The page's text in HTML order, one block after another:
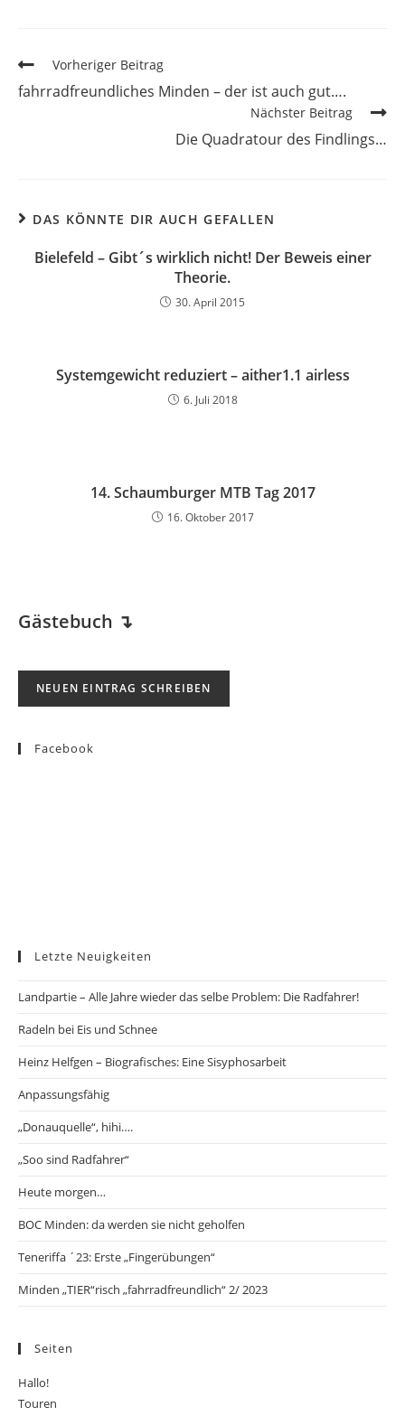
Vorheriger Beitrag
fahrradfreundliches Minden – der ist auch gut….
Nächster Beitrag
Die Quadratour des Findlings…
DAS KÖNNTE DIR AUCH GEFALLEN
Bielefeld – Gibt´s wirklich nicht! Der Beweis einer
Theorie.
30. April 2015
Systemgewicht reduziert – aither1.1 airless
6. Juli 2018
14. Schaumburger MTB Tag 2017
16. Oktober 2017
Gästebuch ↴
Facebook
Letzte Neuigkeiten
Landpartie – Alle Jahre wieder das selbe Problem: Die Radfahrer!
Radeln bei Eis und Schnee
Heinz Helfgen – Biografisches: Eine Sisyphosarbeit
Anpassungsfähig
„Donauquelle“, hihi….
„Soo sind Radfahrer“
Heute morgen…
BOC Minden: da werden sie nicht geholfen
Teneriffa ´23: Erste „Fingerübungen“
Minden „TIER“risch „fahrradfreundlich“ 2/ 2023
Seiten
Hallo!
Touren